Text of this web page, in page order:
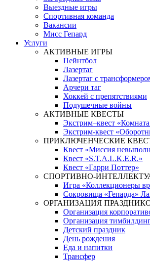
Выездные игры
Спортивная команда
Вакансии
Мисс Гепард
Услуги
АКТИВНЫЕ ИГРЫ
Пейнтбол
Лазертаг
Лазертаг с
Арчери таг
Хоккей с препятствиями
Подушечные войны
АКТИВНЫЕ КВЕСТЫ
Экстрим–квест
Экстрим-квест
ПРИКЛЮЧЕНЧЕСКИЕ
Квест «Миссия
Квест «S.T.A.L.K.E.R.»
Квест «Гарри Поттер»
СПОРТИВНО-
Игра «Коллекционеры
Сокровища «Гепарда»
ОРГАНИЗАЦИЯ
Организация
Организация
Детский праздник
День рождения
Еда и напитки
Трансфер